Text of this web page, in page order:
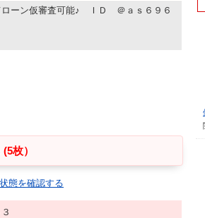
ローン仮審査可能♪ ＩＤ ＠ａｓ６９６
枚）
態を確認する